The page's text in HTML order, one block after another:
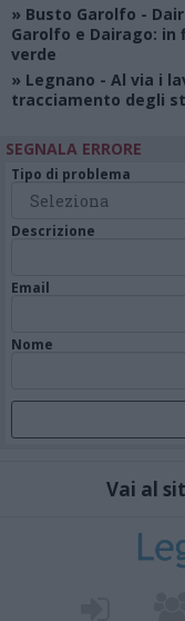
» Busto Garolfo -
Garolfo e Dairago:
verde
» Legnano - Al via i
tracciamento degli
SEGNALA ERRORE
Tipo di problema
Descrizione
Email
Nome
Vai al